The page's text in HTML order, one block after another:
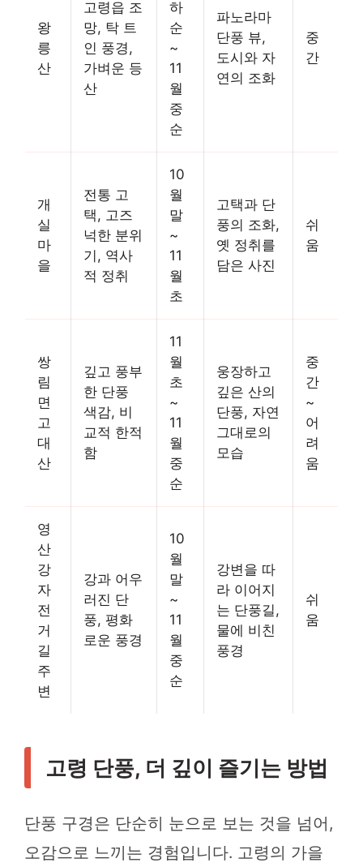
왕
릉
산
고령읍 조
망, 탁 트
인 풍경,
가벼운 등
산
하
순
~
11
월
중
순
파노라마
단풍 뷰,
도시와 자
연의 조화
중
간
개
실
마
을
전통 고
택, 고즈
넉한 분위
기, 역사
적 정취
10
월
말
~
11
월
초
고택과 단
풍의 조화,
옛 정취를
담은 사진
쉬
움
쌍
림
면
고
대
산
깊고 풍부
한 단풍
색감, 비
교적 한적
함
11
월
초
~
11
월
중
순
웅장하고
깊은 산의
단풍, 자연
그대로의
모습
중
간
~
어
려
움
영
산
강
자
전
거
길
주
변
강과 어우
러진 단
풍, 평화
로운 풍경
10
월
말
~
11
월
중
순
강변을 따
라 이어지
는 단풍길,
물에 비친
풍경
쉬
움
고령 단풍, 더 깊이 즐기는 방법
단풍 구경은 단순히 눈으로 보는 것을 넘어,
오감으로 느끼는 경험입니다. 고령의 가을